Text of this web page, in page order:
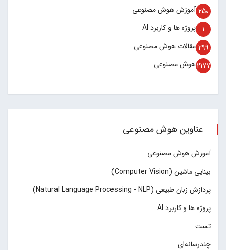
آموزش هوش مصنوعی 250
پروژه ها و کاربرد AI 1
مقالات هوش مصنوعی 299
هوش مصنوعی2177
عناوین هوش مصنوعی
آموزش هوش مصنوعی
بینایی ماشین (Computer Vision)
پردازش زبان طبیعی (Natural Language Processing - NLP)
پروژه ها و کاربرد AI
تست
چند‌‌رسانه‌ای